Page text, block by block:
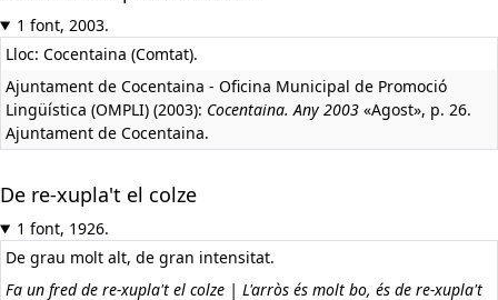
1 font, 2003.
Lloc: Cocentaina (Comtat).
Ajuntament de Cocentaina - Oficina Municipal de Promoció
Lingüística (OMPLI) (2003): Cocentaina. Any 2003 «Agost», p. 26.
Ajuntament de Cocentaina.
De re-xupla't el colze
1 font, 1926.
De grau molt alt, de gran intensitat.
Fa un fred de re-xupla't el colze | L'arròs és molt bo, és de re-xupla't